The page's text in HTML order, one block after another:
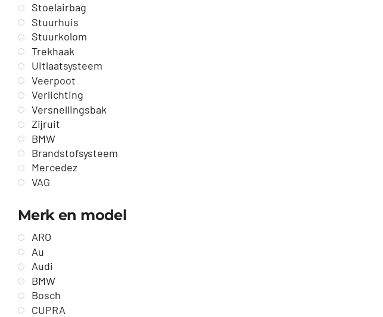
Stoelairbag
Stuurhuis
Stuurkolom
Trekhaak
Uitlaatsysteem
Veerpoot
Verlichting
Versnellingsbak
Zijruit
BMW
Brandstofsysteem
Mercedez
VAG
Merk en model
ARO
Au
Audi
BMW
Bosch
CUPRA